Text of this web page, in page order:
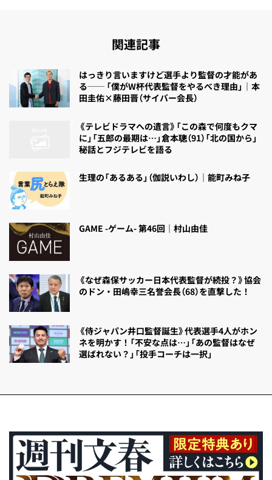
関連記事
はっきり言いますけど選手より監督の才能があ
る── 「僕がW杯代表監督をやるべき理由」｜本
田圭佑×藤田晋（サイバー会長）
《テレビドラマへの遺言》「この森で何度もクマ
に」「五郎の最期は…」倉本聰（91）「北の国から」
秘話とフジテレビを語る
生理の「あるある」（伽説いわし）｜能町みね子
GAME -ゲーム- 第46回｜村山由佳
《なぜ森保サッカー日本代表監督が続投？》協会
のドン・田嶋幸三名誉会長（68）を直撃した！
《侍ジャパン井口監督誕生》代表選手4人がホン
ネを明かす！「不安な点は…」「あの監督はなぜ
選ばれない？」「投手コーチは一択」